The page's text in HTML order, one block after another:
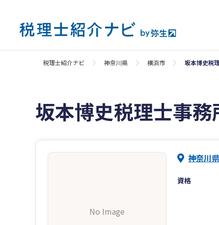
税理士紹介ナビ 神奈川県 横浜市 坂本博史税
坂本博史税理士事務
No Image
神奈川
資格